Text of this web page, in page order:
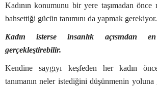
Kadının konumunu bir yere taşımadan önce
bahsettiği gücün tanımını da yapmak gerekiyor.
Kadın isterse insanlık açısından
gerçekleştirebilir.
Kendine saygıyı keşfeden her kadın
tanımanın neler istediğini düşünmenin